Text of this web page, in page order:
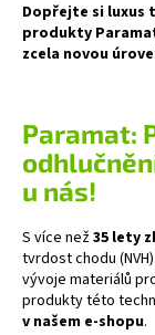
Dopřejte si luxus
produkty
zcela novou
Paramat:
u nás!
S více než35 lety
tvrdost chodu
vývoje materiálů
produkty této
v našem e-shopu.